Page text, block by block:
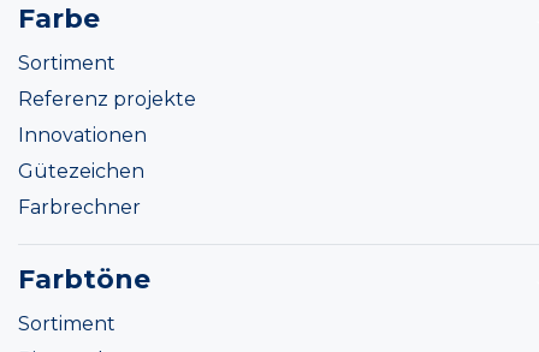
Farbe
Sortiment
Referenz projekte
Innovationen
Gütezeichen
Farbrechner
Farbtöne
Sortiment